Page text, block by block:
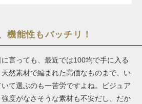
機能性もバッチリ！
に言っても、最近では100均で手に入る
然素材で編まれた高価なものまで、い
て選ぶのも一苦労ですよね。ビジュア
度がなさそうな素材も不安だし、だか